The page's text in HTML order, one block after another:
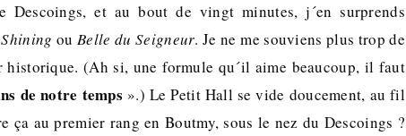
Descoings, et au bout de vingt minutes, j´en surprends
Shining ouBelle du Seigneur. Je ne me souviens plus trop de
historique. (Ah si, une formule qu´il aime beaucoup, il faut
de notre temps ».) Le Petit Hall se vide doucement, au fil
ça au premier rang en Boutmy, sous le nez du Descoings ?